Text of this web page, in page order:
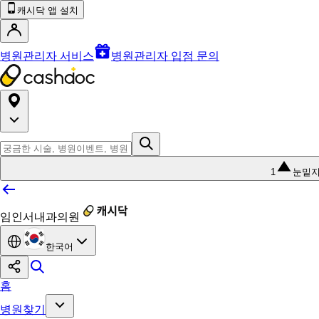
캐시닥 앱 설치
병원관리자 서비스 병원관리자 입점 문의
1 눈밑
임인서내과의원
한국어
홈
병원찾기